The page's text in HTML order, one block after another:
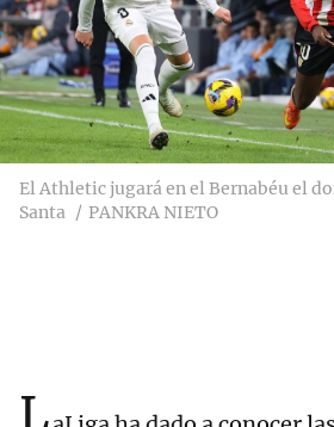
El Athletic jugará en el Bernabéu el
Santa
PANKRA NIETO